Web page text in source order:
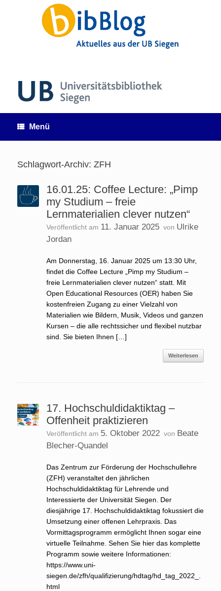
Menü
Schlagwort-Archiv: ZFH
16.01.25: Coffee Lecture: „Pimp
my Studium – freie
Lernmaterialien clever nutzen“
Veröffentlicht am 11. Januar 2025 von Ulrike
Jordan
Am Donnerstag, 16. Januar 2025 um 13:30 Uhr,
findet die Coffee Lecture „Pimp my Studium –
freie Lernmaterialien clever nutzen“ statt. Mit
Open Educational Resources (OER) haben Sie
kostenfreien Zugang zu einer Vielzahl von
Materialien wie Bildern, Musik, Videos und ganzen
Kursen – die alle rechtssicher und flexibel nutzbar
sind. Sie bieten Ihnen […]
Weiterlesen
17. Hochschuldidaktiktag –
Offenheit praktizieren
Veröffentlicht am 5. Oktober 2022 von Beate
Blecher-Quandel
Das Zentrum zur Förderung der Hochschullehre
(ZFH) veranstaltet den jährlichen
Hochschuldidaktiktag für Lehrende und
Interessierte der Universität Siegen. Der
diesjährige 17. Hochschuldidaktiktag fokussiert die
Umsetzung einer offenen Lehrpraxis. Das
Vormittagsprogramm ermöglicht Ihnen sogar eine
virtuelle Teilnahme. Sehen Sie hier das komplette
Programm sowie weitere Informationen:
https://www.uni-
siegen.de/zfh/qualifizierung/hdtag/hd_tag_2022_.
html